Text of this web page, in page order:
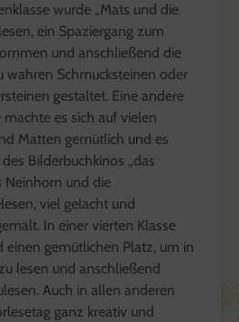
wurde „Mats und die
ein Spaziergang zum
und anschließend die
wahren Schmucksteinen oder
gestaltet. Eine andere
es sich auf vielen
Matten gemütlich und es
Bilderbuchkinos „das
Neinhorn und die
viel gelacht und
In einer vierten Klasse
einen gemütlichen Platz, um in
lesen und anschließend
Auch in allen anderen
ganz kreativ und